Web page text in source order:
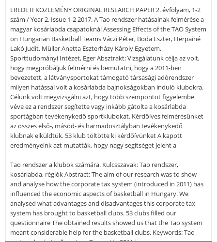
EREDETI KÖZLEMÉNY ORIGINAL RESEARCH PAPER 2. évfolyam, 1-2
szám / Year 2, Issue 1-2 2017. A Tao rendszer hatásainak felmérése a
magyar kosárlabda csapatoknál Assessing Effects of the TAO System
on Hungarian Basketball Teams Váczi Péter, Boda Eszter, Herpainé
Lakó Judit, Müller Anetta Eszterházy Károly Egyetem,
Sporttudományi Intézet, Eger Absztrakt: Vizsgálatunk célja az volt,
hogy megpróbáljuk felmérni és bemutatni, hogy a 2011-ben
bevezetett, a látványsportokat támogató társasági adórendszer
milyen hatással volt a kosárlabda bajnokságokban induló klubokra.
Célunk volt megvizsgálni azt, hogy több szempontot figyelembe
véve ez a rendszer segítette vagy inkább gátolta a kosárlabda
sportágban tevékenykedő sportklubokat. Kérdőíves felmérésünket
az összes első-, másod- és harmadosztályban tevékenykedő
klubnak elküldtük. 53 klub töltötte ki kérdőívünket A kapott
eredményeink azt mutatták, hogy nagy segítséget jelent a
Tao rendszer a klubok számára. Kulcsszavak: Tao rendszer,
kosárlabda, régiók Abstract: The aim of our research was to show
and analyse how the corporate tax system (introduced in 2011) has
influenced the economic aspects of basketball in Hungary. We
analysed what advantages and disadvantages this corporate tax
system has brought to basketball clubs. 53 clubs filled our
questionnaire The obtained results showed us that the Tao system
meant considerable help for the basketball clubs. Keywords: Tao